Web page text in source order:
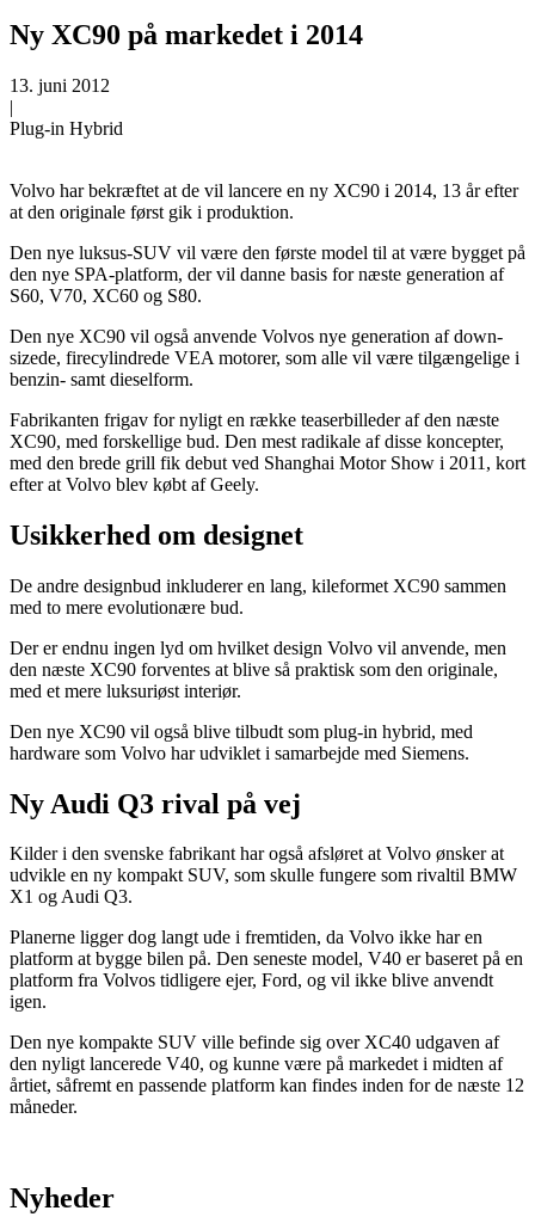
Ny XC90 på markedet i 2014
13. juni 2012
|
Plug-in Hybrid
Volvo har bekræftet at de vil lancere en ny XC90 i 2014, 13 år efter
at den originale først gik i produktion.
Den nye luksus-SUV vil være den første model til at være bygget på
den nye SPA-platform, der vil danne basis for næste generation af
S60, V70, XC60 og S80.
Den nye XC90 vil også anvende Volvos nye generation af down-
sizede, firecylindrede VEA motorer, som alle vil være tilgængelige i
benzin- samt dieselform.
Fabrikanten frigav for nyligt en række teaserbilleder af den næste
XC90, med forskellige bud. Den mest radikale af disse koncepter,
med den brede grill fik debut ved Shanghai Motor Show i 2011, kort
efter at Volvo blev købt af Geely.
Usikkerhed om designet
De andre designbud inkluderer en lang, kileformet XC90 sammen
med to mere evolutionære bud.
Der er endnu ingen lyd om hvilket design Volvo vil anvende, men
den næste XC90 forventes at blive så praktisk som den originale,
med et mere luksuriøst interiør.
Den nye XC90 vil også blive tilbudt som plug-in hybrid, med
hardware som Volvo har udviklet i samarbejde med Siemens.
Ny Audi Q3 rival på vej
Kilder i den svenske fabrikant har også afsløret at Volvo ønsker at
udvikle en ny kompakt SUV, som skulle fungere som rivaltil BMW
X1 og Audi Q3.
Planerne ligger dog langt ude i fremtiden, da Volvo ikke har en
platform at bygge bilen på. Den seneste model, V40 er baseret på en
platform fra Volvos tidligere ejer, Ford, og vil ikke blive anvendt
igen.
Den nye kompakte SUV ville befinde sig over XC40 udgaven af
den nyligt lancerede V40, og kunne være på markedet i midten af
årtiet, såfremt en passende platform kan findes inden for de næste 12
måneder.
Nyheder